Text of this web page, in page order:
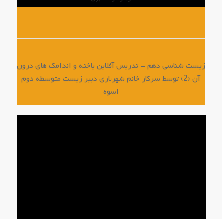
زیست شناسی دهم – تدریس آفلاین یاخته و اندامک های درون
آن (2) توسط سرکار خانم شهریاری دبیر زیست متوسطه دوم
اسوه